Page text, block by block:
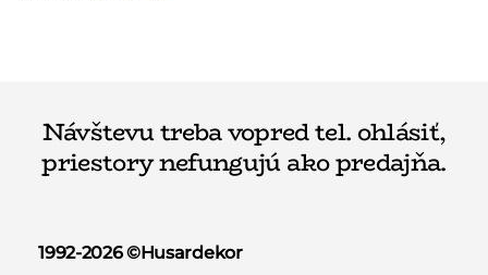
Návštevu treba vopred tel. ohlásiť,
priestory nefungujú ako predajňa.
1992-2026 ©️Husardekor